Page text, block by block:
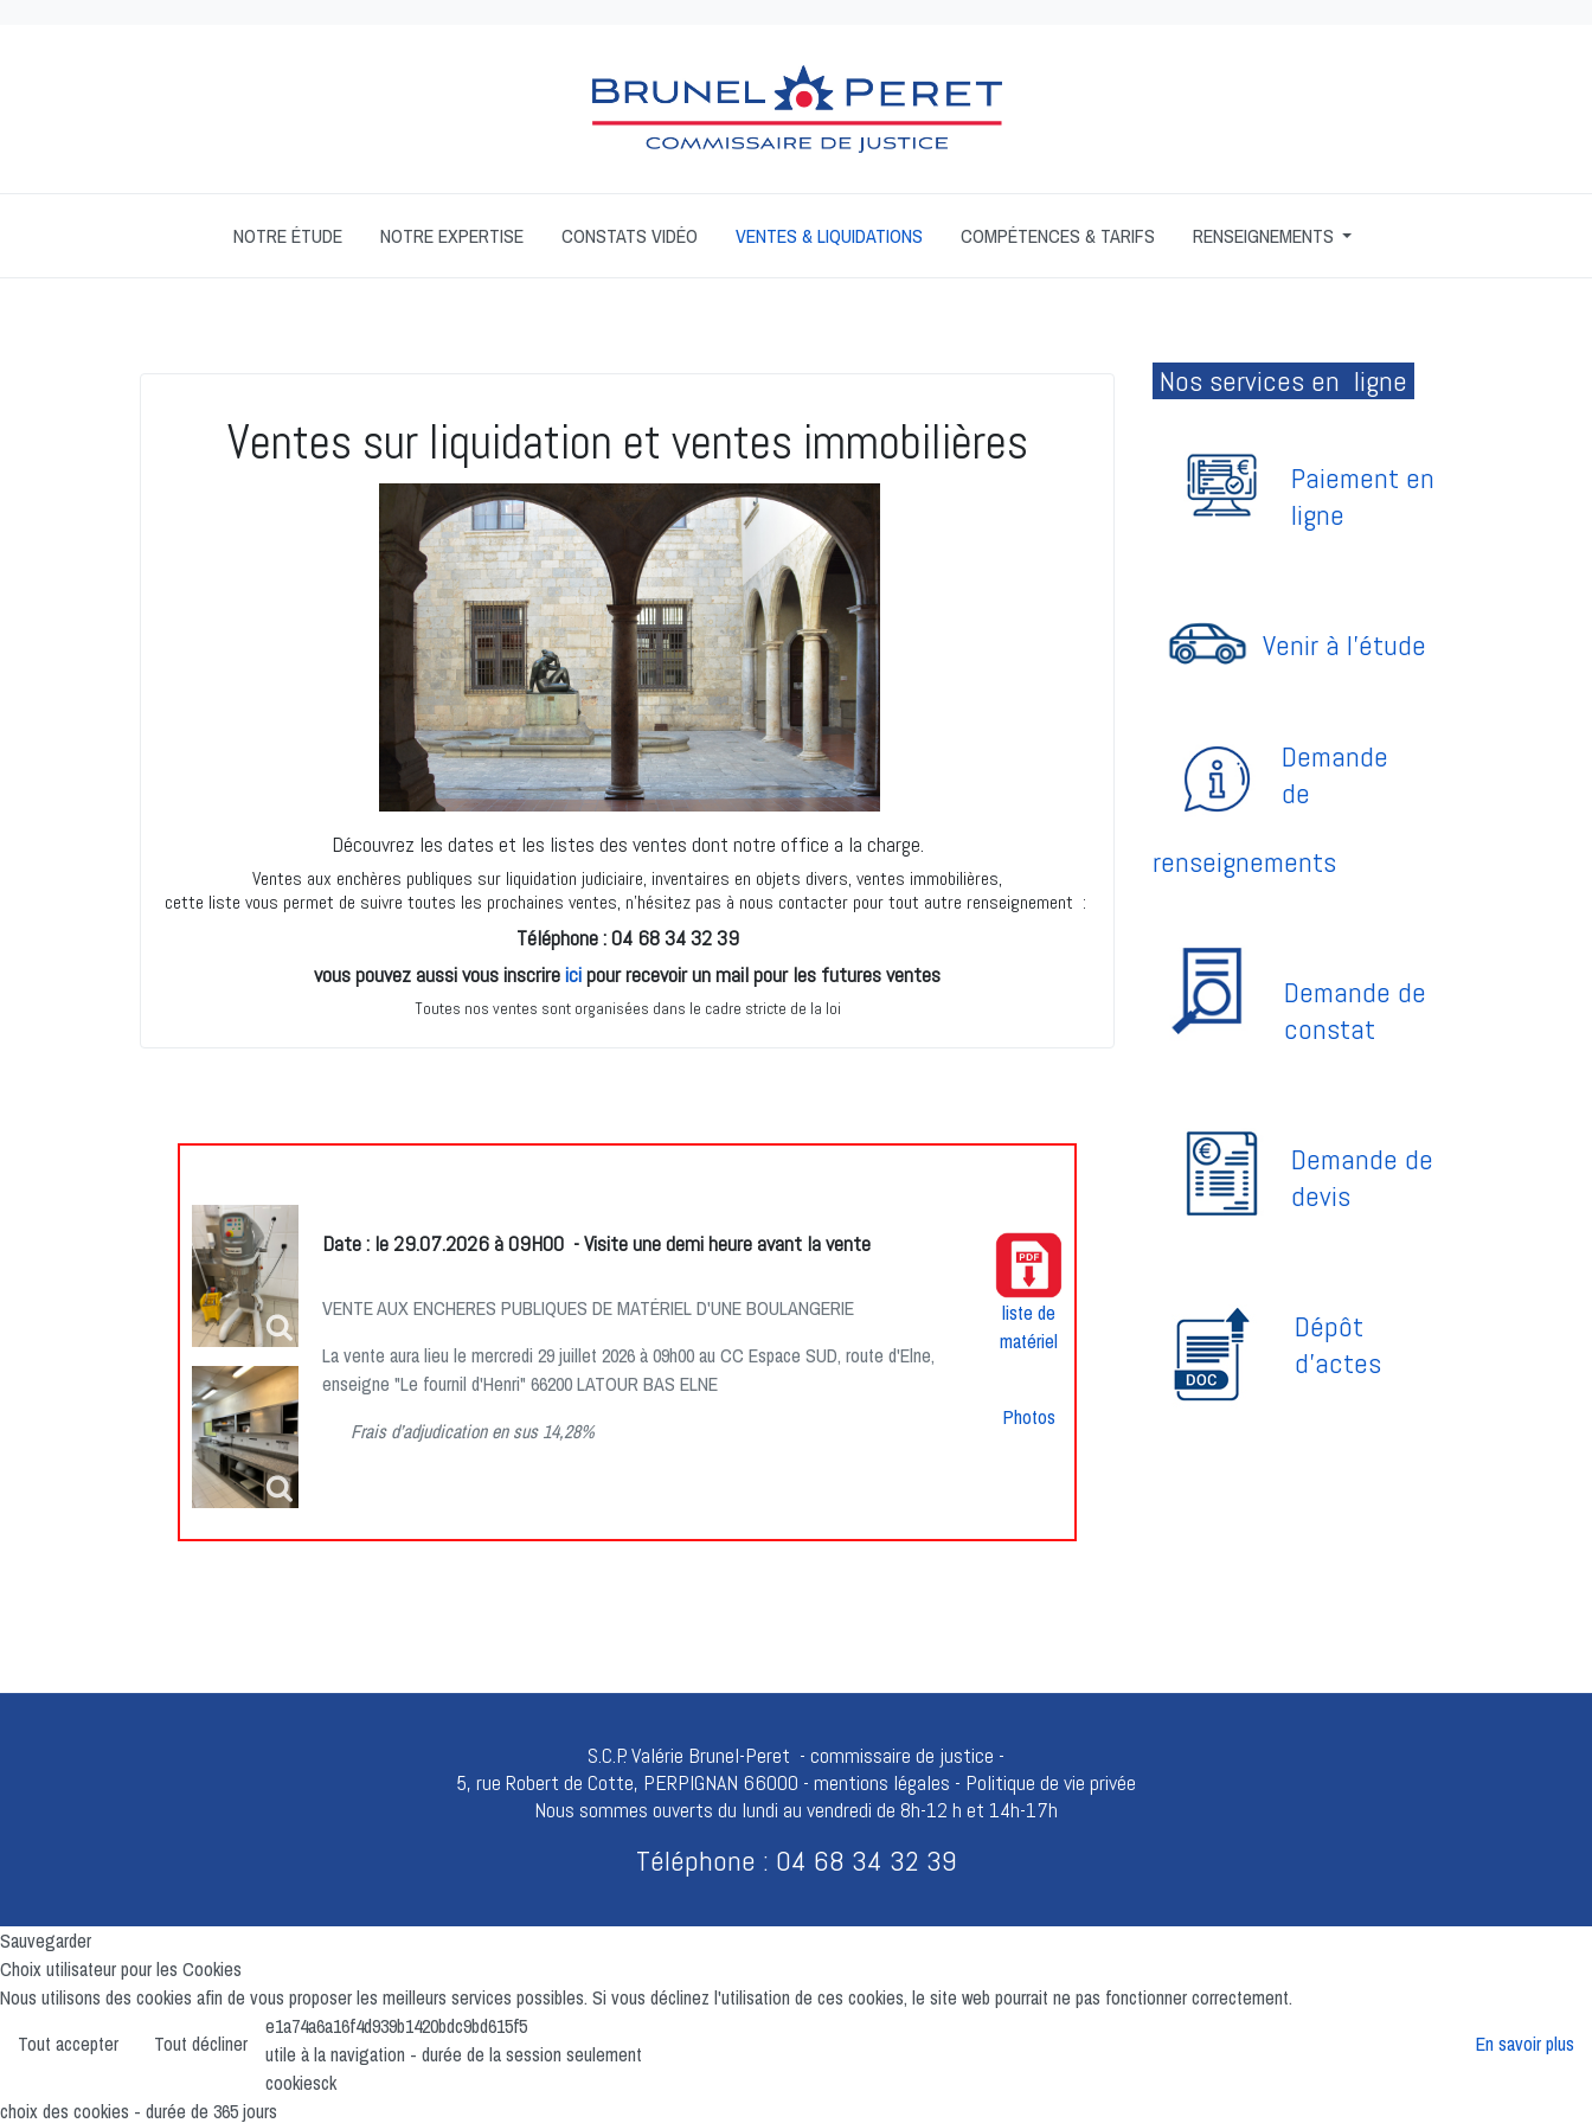
NOTRE ÉTUDE NOTRE EXPERTISE CONSTATS VIDÉO VENTES & LIQUIDATIONS COMPÉTENCES & TARIFS RENSEIGNEMENTS
Ventes sur liquidation et ventes immobilières
Découvrez les dates et les listes des ventes dont notre office a la charge.
Ventes aux enchères publiques sur liquidation judiciaire, inventaires en objets divers, ventes immobilières,
cette liste vous permet de suivre toutes les prochaines ventes, n'hésitez pas à nous contacter pour tout autre renseignement :
Téléphone : 04 68 34 32 39
vous pouvez aussi vous inscrireicipour recevoir un mail pour les futures ventes
Toutes nos ventes sont organisées dans le cadre stricte de la loi
Date : le 29.07.2026 à 09H00 - Visite une demi heure avant la vente
VENTE AUX ENCHERES PUBLIQUES DE MATÉRIEL D'UNE BOULANGERIE
La vente aura lieu le mercredi 29 juillet 2026 à 09h00au CC Espace SUD, route d'Elne,
enseigne "Le fournil d'Henri" 66200 LATOUR BAS ELNE
Frais d’adjudication en sus 14,28%
liste de
matériel
Photos
Nos services en ligne
Paiement en
ligne
Venir à l'étude
Demande
de
renseignements
Demande de
constat
Demande de
devis
Dépôt
d'actes
S.C.P. Valérie Brunel-Peret - commissaire de justice -
5, rue Robert de Cotte, PERPIGNAN 66000 - mentions légales - Politique de vie privée
Nous sommes ouverts du lundi au vendredi de 8h-12 h et 14h-17h
Téléphone : 04 68 34 32 39
Sauvegarder
Choix utilisateur pour les Cookies
Nous utilisons des cookies afin de vous proposer les meilleurs services possibles. Si vous déclinez l'utilisation de ces cookies, le site web pourrait ne pas fonctionner correctement.
Tout accepter
Tout décliner En savoir plus
e1a74a6a16f4d939b1420bdc9bd615f5
utile à la navigation - durée de la session seulement
cookiesck
choix des cookies - durée de 365 jours